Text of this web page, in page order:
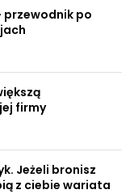
przewodnik po
firmy
Jeżeli bronisz
z ciebie wariata